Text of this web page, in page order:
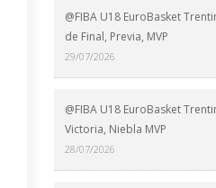
@FIBA U18 EuroBasket
de Final, Previa, MVP
29/07/2026
@FIBA U18 EuroBasket
Victoria, Niebla MVP
28/07/2026